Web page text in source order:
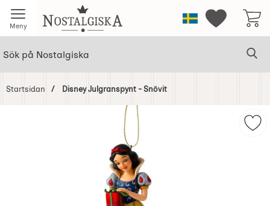
Meny Startsidan för NostalgiskaSverigeMina
Startsidan Disney Julgranspynt - Snövit